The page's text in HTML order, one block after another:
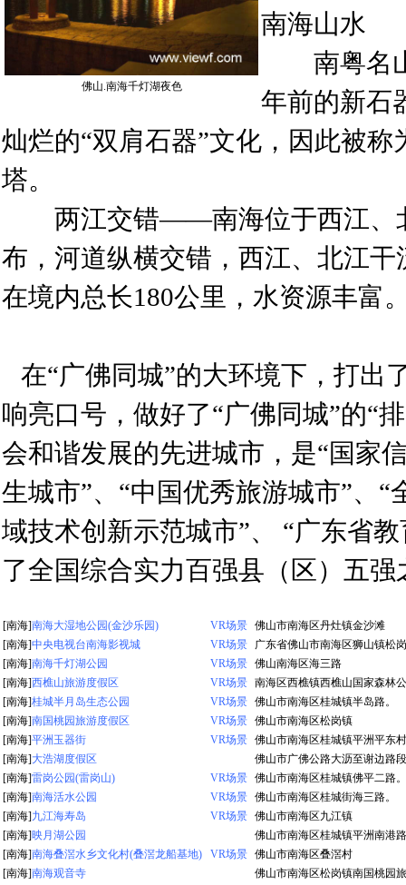
佛山.南海千灯湖夜色
南海山水
南粤名
年前的新石
灿烂的“双肩石器”文化，因此被
塔。
两江交错——南海位于西江、
布，河道纵横交错，西江、北江
在境内总长180公里，水资源丰富
在“广佛同城”的大环境下，打出
响亮口号，做好了“广佛同城”的“
会和谐发展的先进城市，是“国家
生城市”、“中国优秀旅游城市”、“
域技术创新示范城市”、 “广东省
了全国综合实力百强县（区）五强
[南海]南海大湿地公园(金沙乐园) VR场景
佛山市南海区丹灶镇金沙滩
[南海]中央电视台南海影视城 VR场景
广东省佛山市南海区狮山镇松
[南海]南海千灯湖公园 VR场景
佛山南海区海三路
[南海]西樵山旅游度假区 VR场景
南海区西樵镇西樵山国家森林
[南海]桂城半月岛生态公园 VR场景
佛山市南海区桂城镇半岛路。
[南海]南国桃园旅游度假区 VR场景
佛山市南海区松岗镇
[南海]平洲玉器街 VR场景
佛山市南海区桂城镇平洲平东村
[南海]大浩湖度假区
佛山市广佛公路大沥至谢边路段
[南海]雷岗公园(雷岗山) VR场景
佛山市南海区桂城镇佛平二路。
[南海]南海活水公园 VR场景
佛山市南海区桂城街海三路。
[南海]九江海寿岛 VR场景
佛山市南海区九江镇
[南海]映月湖公园
佛山市南海区桂城镇平洲南港路
[南海]南海叠滘水乡文化村(叠滘龙船基地) VR场景
佛山市南海区叠滘村
[南海]南海观音寺
佛山市南海区松岗镇南国桃园